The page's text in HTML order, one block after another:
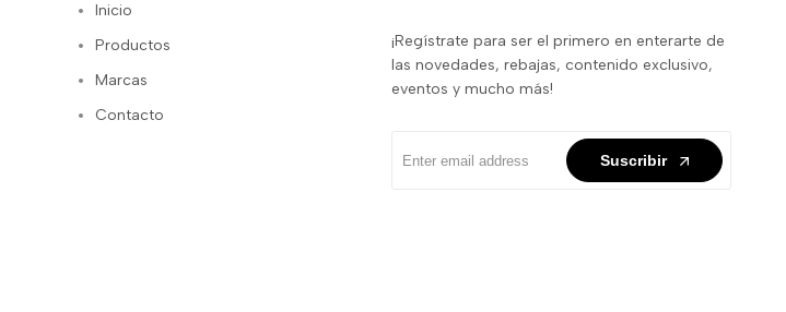
Inicio
Productos
Marcas
Contacto
¡Regístrate para ser el primero en enterarte de
las novedades, rebajas, contenido exclusivo,
eventos y mucho más!
Suscribir